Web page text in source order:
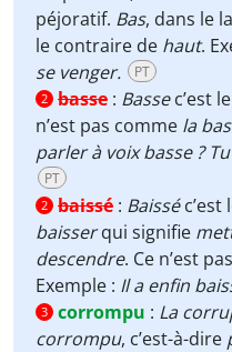
péjoratif. Bas, dans le
le contraire de haut.
se venger.
PT
2 basse : Bassec’est
n’est pas comme la
parler à voix basse ?
PT
2 baissé : Baissé
baisserqui signifie
descendre. Ce n’est
Exemple : Il a enfin
3 corrompu : La
corrompu, c’est-à-dire